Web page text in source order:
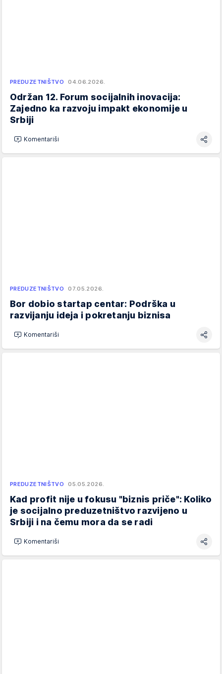
PREDUZETNIŠTVO 04.06.2026.
Održan 12. Forum socijalnih inovacija:
Zajedno ka razvoju impakt ekonomije u
Srbiji
Komentariši
PREDUZETNIŠTVO 07.05.2026.
Bor dobio startap centar: Podrška u
razvijanju ideja i pokretanju biznisa
Komentariši
PREDUZETNIŠTVO 05.05.2026.
Kad profit nije u fokusu "biznis priče": Koliko
je socijalno preduzetništvo razvijeno u
Srbiji i na čemu mora da se radi
Komentariši